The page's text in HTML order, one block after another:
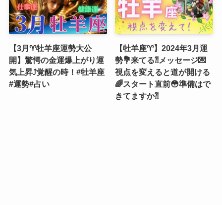
【3月♈️牡羊座運勢大公
開】驚愕の金運爆上がり運
気上昇⤴️覚醒の時！#牡羊座
#運勢#占い
【牡羊座♈️】2024年3月運
勢💐来てる⁈メッセージ💌
視点を変えると道が開ける
🌈スタート直前😳準備はで
きてますか⁈